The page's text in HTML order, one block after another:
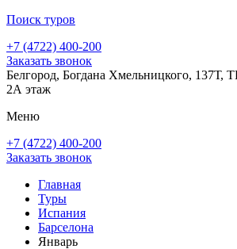
Поиск туров
+7 (4722) 400-200
Заказать звонок
Белгород, Богдана Хмельницкого, 137Т,
2А этаж
Меню
+7 (4722) 400-200
Заказать звонок
Главная
Туры
Испания
Барселона
Январь